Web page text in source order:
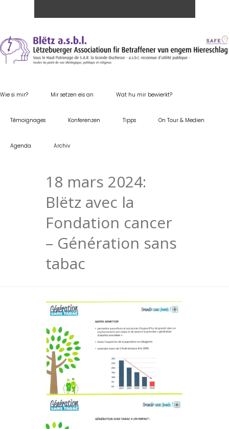
Wie si mir? Mir setzen eis an Wat hu mir bewierkt?
Témoignages Konferenzen Tipps On Tour & Medien
Agenda Archiv
18 mars 2024:
Blëtz avec la
Fondation cancer
– Génération sans
tabac